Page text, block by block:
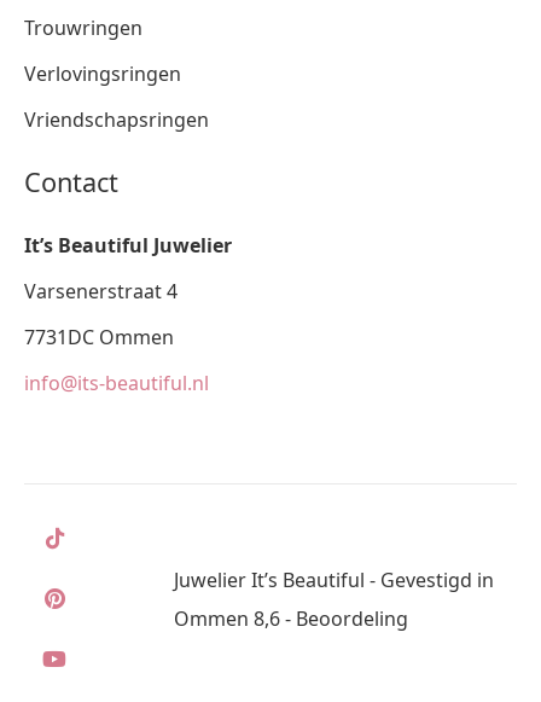
Trouwringen
Verlovingsringen
Vriendschapsringen
Contact
It’s Beautiful Juwelier
Varsenerstraat 4
7731DC Ommen
info@its-beautiful.nl
Juwelier It’s Beautiful - Gevestigd in
Ommen 8,6 - Beoordeling